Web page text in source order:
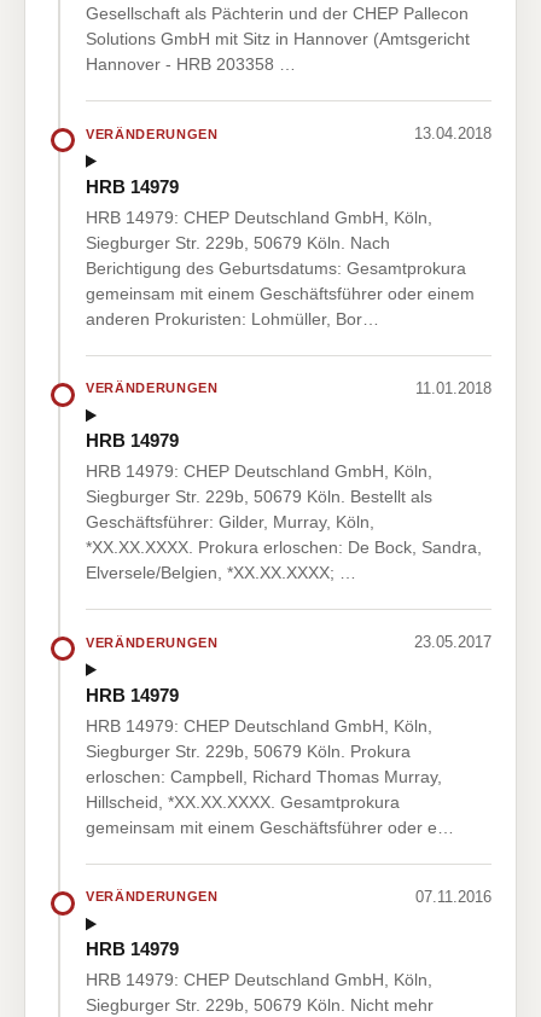
Gesellschaft als Pächterin und der CHEP Pallecon
Solutions GmbH mit Sitz in Hannover (Amtsgericht
Hannover - HRB 203358 …
VERÄNDERUNGEN 13.04.2018
HRB 14979
HRB 14979: CHEP Deutschland GmbH, Köln,
Siegburger Str. 229b, 50679 Köln. Nach
Berichtigung des Geburtsdatums: Gesamtprokura
gemeinsam mit einem Geschäftsführer oder einem
anderen Prokuristen: Lohmüller, Bor…
VERÄNDERUNGEN 11.01.2018
HRB 14979
HRB 14979: CHEP Deutschland GmbH, Köln,
Siegburger Str. 229b, 50679 Köln. Bestellt als
Geschäftsführer: Gilder, Murray, Köln,
*XX.XX.XXXX. Prokura erloschen: De Bock, Sandra,
Elversele/Belgien, *XX.XX.XXXX; …
VERÄNDERUNGEN 23.05.2017
HRB 14979
HRB 14979: CHEP Deutschland GmbH, Köln,
Siegburger Str. 229b, 50679 Köln. Prokura
erloschen: Campbell, Richard Thomas Murray,
Hillscheid, *XX.XX.XXXX. Gesamtprokura
gemeinsam mit einem Geschäftsführer oder e…
VERÄNDERUNGEN 07.11.2016
HRB 14979
HRB 14979: CHEP Deutschland GmbH, Köln,
Siegburger Str. 229b, 50679 Köln. Nicht mehr